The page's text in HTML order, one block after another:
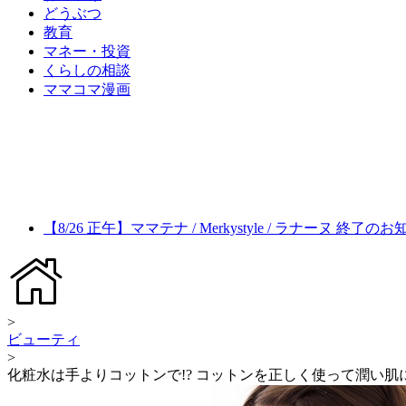
どうぶつ
教育
マネー・投資
くらしの相談
ママコマ漫画
【8/26 正午】ママテナ / Merkystyle / ラナーヌ 終了のお
>
ビューティ
>
化粧水は手よりコットンで!? コットンを正しく使って潤い肌